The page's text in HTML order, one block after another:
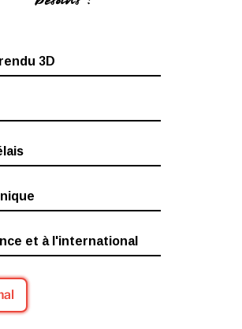
3D
et à l'international